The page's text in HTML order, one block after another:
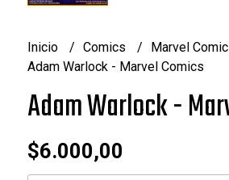
Inicio Comics
Marvel
Adam Warlock - Marvel Comics
Adam Warlock -
$6.000,00